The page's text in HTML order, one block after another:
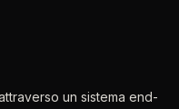
un sistema end-